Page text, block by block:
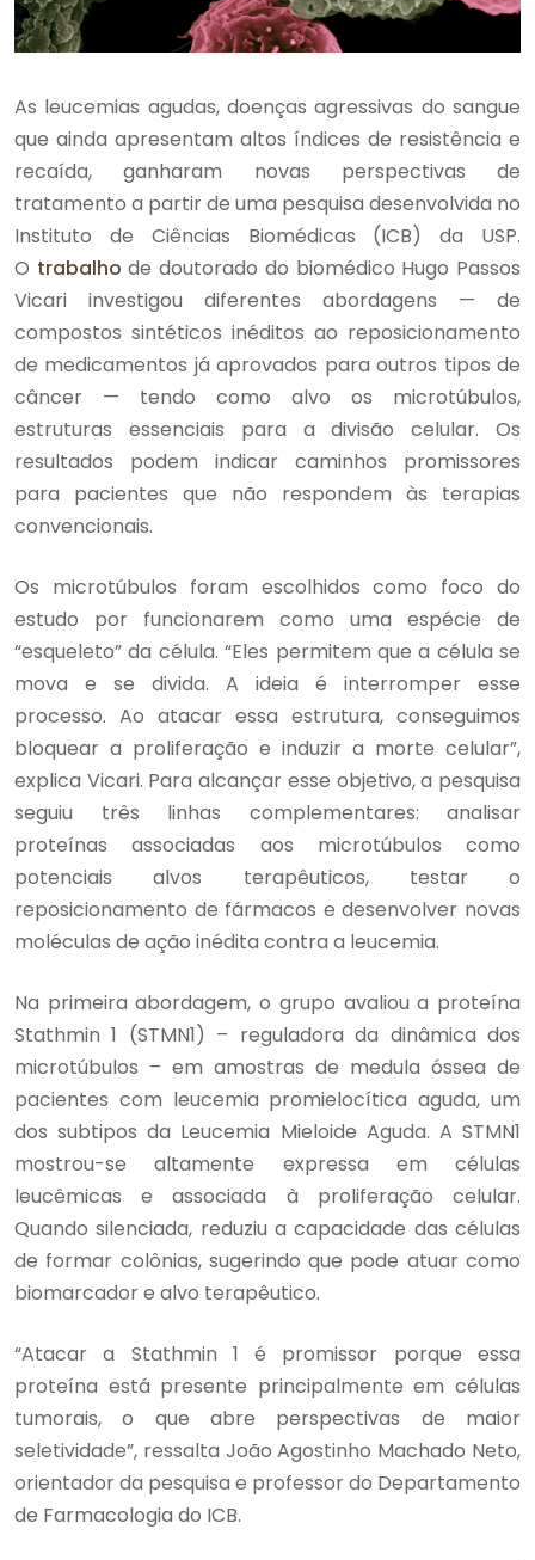
As leucemias agudas, doenças agressivas do sangue
que ainda apresentam altos índices de resistência e
recaída, ganharam novas perspectivas de
tratamento a partir de uma pesquisa desenvolvida no
Instituto de Ciências Biomédicas (ICB) da USP.
O trabalho de doutorado do biomédico Hugo Passos
Vicari investigou diferentes abordagens — de
compostos sintéticos inéditos ao reposicionamento
de medicamentos já aprovados para outros tipos de
câncer — tendo como alvo os microtúbulos,
estruturas essenciais para a divisão celular. Os
resultados podem indicar caminhos promissores
para pacientes que não respondem às terapias
convencionais.
Os microtúbulos foram escolhidos como foco do
estudo por funcionarem como uma espécie de
“esqueleto” da célula. “Eles permitem que a célula se
mova e se divida. A ideia é interromper esse
processo. Ao atacar essa estrutura, conseguimos
bloquear a proliferação e induzir a morte celular”,
explica Vicari. Para alcançar esse objetivo, a pesquisa
seguiu três linhas complementares: analisar
proteínas associadas aos microtúbulos como
potenciais alvos terapêuticos, testar o
reposicionamento de fármacos e desenvolver novas
moléculas de ação inédita contra a leucemia.
Na primeira abordagem, o grupo avaliou a proteína
Stathmin 1 (STMN1) – reguladora da dinâmica dos
microtúbulos – em amostras de medula óssea de
pacientes com leucemia promielocítica aguda, um
dos subtipos da Leucemia Mieloide Aguda. A STMN1
mostrou-se altamente expressa em células
leucêmicas e associada à proliferação celular.
Quando silenciada, reduziu a capacidade das células
de formar colônias, sugerindo que pode atuar como
biomarcador e alvo terapêutico.
“Atacar a Stathmin 1 é promissor porque essa
proteína está presente principalmente em células
tumorais, o que abre perspectivas de maior
seletividade”, ressalta João Agostinho Machado Neto,
orientador da pesquisa e professor do Departamento
de Farmacologia do ICB.